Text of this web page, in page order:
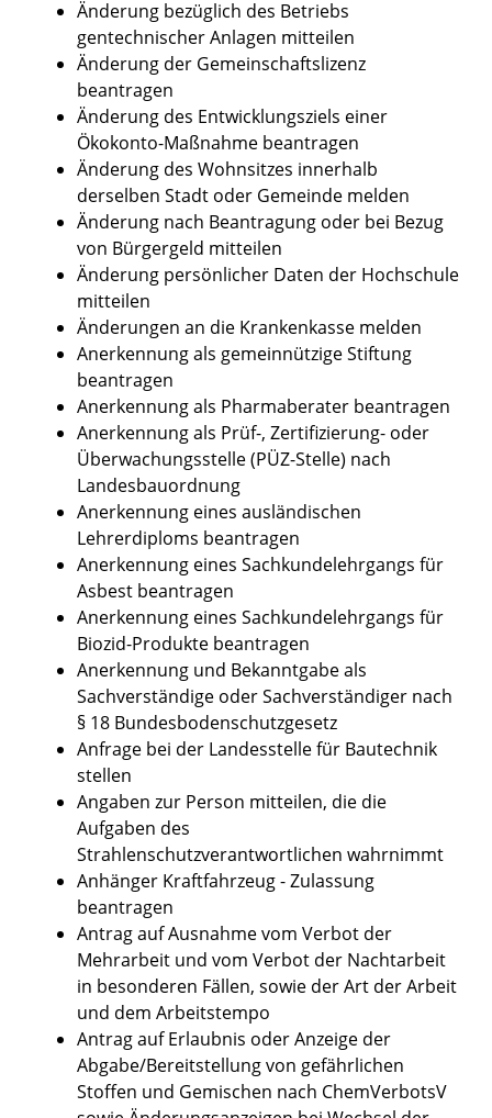
Änderung bezüglich des Betriebs
gentechnischer Anlagen mitteilen
Änderung der Gemeinschaftslizenz
beantragen
Änderung des Entwicklungsziels einer
Ökokonto-Maßnahme beantragen
Änderung des Wohnsitzes innerhalb
derselben Stadt oder Gemeinde melden
Änderung nach Beantragung oder bei Bezug
von Bürgergeld mitteilen
Änderung persönlicher Daten der Hochschule
mitteilen
Änderungen an die Krankenkasse melden
Anerkennung als gemeinnützige Stiftung
beantragen
Anerkennung als Pharmaberater beantragen
Anerkennung als Prüf-, Zertifizierung- oder
Überwachungsstelle (PÜZ-Stelle) nach
Landesbauordnung
Anerkennung eines ausländischen
Lehrerdiploms beantragen
Anerkennung eines Sachkundelehrgangs für
Asbest beantragen
Anerkennung eines Sachkundelehrgangs für
Biozid-Produkte beantragen
Anerkennung und Bekanntgabe als
Sachverständige oder Sachverständiger nach
§ 18 Bundesbodenschutzgesetz
Anfrage bei der Landesstelle für Bautechnik
stellen
Angaben zur Person mitteilen, die die
Aufgaben des
Strahlenschutzverantwortlichen wahrnimmt
Anhänger Kraftfahrzeug - Zulassung
beantragen
Antrag auf Ausnahme vom Verbot der
Mehrarbeit und vom Verbot der Nachtarbeit
in besonderen Fällen, sowie der Art der Arbeit
und dem Arbeitstempo
Antrag auf Erlaubnis oder Anzeige der
Abgabe/Bereitstellung von gefährlichen
Stoffen und Gemischen nach ChemVerbotsV